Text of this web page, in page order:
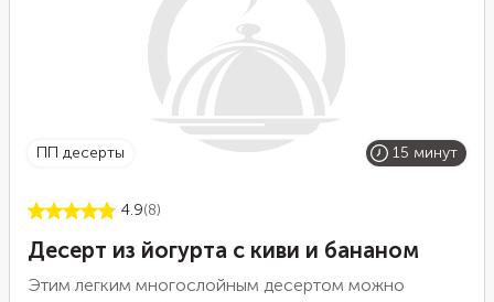
ПП десерты 15 минут
4.9(8)
Десерт из йогурта с киви и бананом
Этим легким многослойным десертом можно